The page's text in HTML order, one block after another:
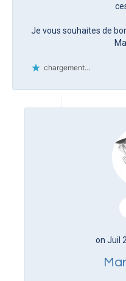
Je vous souhaites de
chargement…
on Juil